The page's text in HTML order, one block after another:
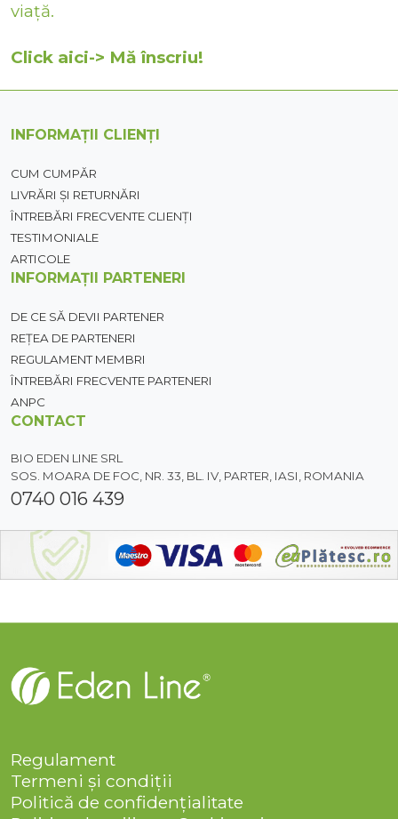
viață.
Click aici-> Mă înscriu!
INFORMAȚII CLIENȚI
CUM CUMPĂR
LIVRĂRI ȘI RETURNĂRI
ÎNTREBĂRI FRECVENTE CLIENȚI
TESTIMONIALE
ARTICOLE
INFORMAȚII PARTENERI
DE CE SĂ DEVII PARTENER
REȚEA DE PARTENERI
REGULAMENT MEMBRI
ÎNTREBĂRI FRECVENTE PARTENERI
ANPC
CONTACT
BIO EDEN LINE SRL
SOS. MOARA DE FOC, NR. 33, BL. IV, PARTER, IASI, ROMANIA
0740 016 439
Regulament
Termeni și condiții
Politică de confidențialitate